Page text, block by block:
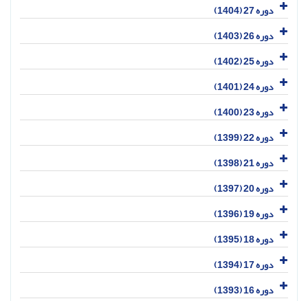
دوره 27 (1404)
دوره 26 (1403)
دوره 25 (1402)
دوره 24 (1401)
دوره 23 (1400)
دوره 22 (1399)
دوره 21 (1398)
دوره 20 (1397)
دوره 19 (1396)
دوره 18 (1395)
دوره 17 (1394)
دوره 16 (1393)